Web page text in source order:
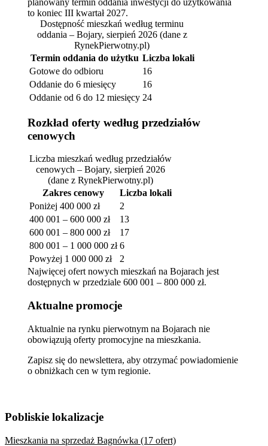
planowany termin oddania inwestycji do użytkowania
to koniec III kwartał 2027.
Dostępność mieszkań według terminu
oddania – Bojary, sierpień 2026 (dane z
RynekPierwotny.pl)
Termin oddania do użytku Liczba lokali
Gotowe do odbioru
16
Oddanie do 6 miesięcy
16
Oddanie od 6 do 12 miesięcy 24
Rozkład oferty według przedziałów
cenowych
Liczba mieszkań według przedziałów
cenowych – Bojary, sierpień 2026
(dane z RynekPierwotny.pl)
Zakres cenowy
Liczba lokali
Poniżej 400 000 zł
2
400 001 – 600 000 zł
13
600 001 – 800 000 zł
17
800 001 – 1 000 000 zł 6
Powyżej 1 000 000 zł
2
Najwięcej ofert nowych mieszkań na Bojarach jest
dostępnych w przedziale 600 001 – 800 000 zł.
Aktualne promocje
Aktualnie na rynku pierwotnym na Bojarach nie
obowiązują oferty promocyjne na mieszkania.
Zapisz się do newslettera, aby otrzymać powiadomienie
o obniżkach cen w tym regionie.
Pobliskie lokalizacje
Mieszkania na sprzedaż Bagnówka (17 ofert)